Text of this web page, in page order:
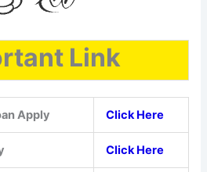
Link
Apply Click Here
Click Here